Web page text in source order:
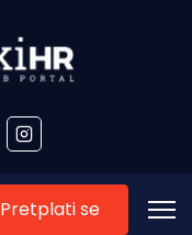
Pretplati se